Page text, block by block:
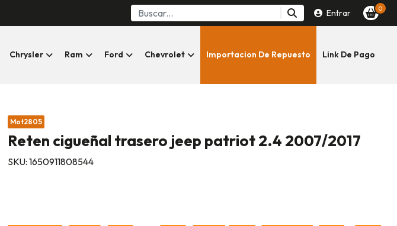
Entrar 0
Chrysler Ram Ford Chevrolet Importacion De Repuesto Link De Pago
Mot2805
Reten cigueñal trasero jeep patriot 2.4 2007/2017
SKU: 1650911808544